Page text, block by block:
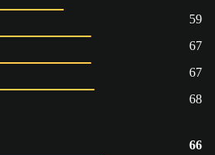
59
67
67
68
66